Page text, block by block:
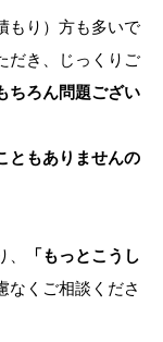
もり）方も多いで
だき、じっくりご
ちろん問題ござい
ともありませんの
「もっとこうし
なくご相談くださ